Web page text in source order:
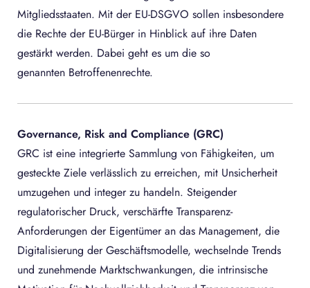
Mitgliedsstaaten. Mit der EU-DSGVO sollen insbesondere
die Rechte der EU-Bürger in Hinblick auf ihre Daten
gestärkt werden. Dabei geht es um die so
genannten Betroffenenrechte.
Governance, Risk and Compliance (GRC)
GRC ist eine integrierte Sammlung von Fähigkeiten, um
gesteckte Ziele verlässlich zu erreichen, mit Unsicherheit
umzugehen und integer zu handeln. Steigender
regulatorischer Druck, verschärfte Transparenz-
Anforderungen der Eigentümer an das Management, die
Digitalisierung der Geschäftsmodelle, wechselnde Trends
und zunehmende Marktschwankungen, die intrinsische